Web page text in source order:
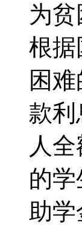
为
根据
困
款
人
的
助学